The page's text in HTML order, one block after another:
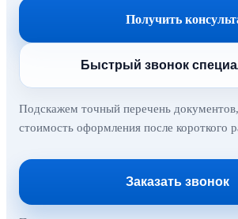
Получить
Быстрый звонок
Подскажем точный перечень
стоимость оформления после короткого
Заказать звонок